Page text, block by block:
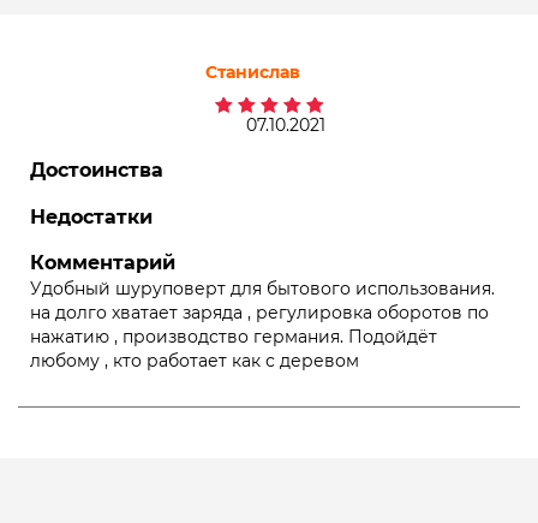
Оценка5из 5
07.10.2021
Станислав
Достоинства
Недостатки
Комментарий
Удобный шуруповерт для бытового использования.
на долго хватает заряда , регулировка оборотов по
нажатию , производство германия. Подойдёт
любому , кто работает как с деревом